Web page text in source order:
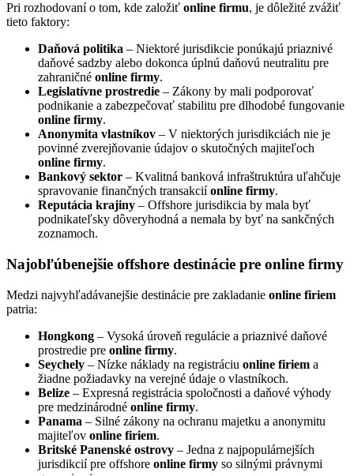
Pri rozhodovaní o tom, kde založiť online firmu, je dôležité zvážiť
tieto faktory:
Daňová politika – Niektoré jurisdikcie ponúkajú priaznivé
daňové sadzby alebo dokonca úplnú daňovú neutralitu pre
zahraničné online firmy.
Legislatívne prostredie – Zákony by mali podporovať
podnikanie a zabezpečovať stabilitu pre dlhodobé fungovanie
online firmy.
Anonymita vlastníkov – V niektorých jurisdikciách nie je
povinné zverejňovanie údajov o skutočných majiteľoch
online firmy.
Bankový sektor – Kvalitná banková infraštruktúra uľahčuje
spravovanie finančných transakciíonline firmy.
Reputácia krajiny – Offshore jurisdikcia by mala byť
podnikateľsky dôveryhodná a nemala by byť na sankčných
zoznamoch.
Najobľúbenejšie offshore destinácie pre online firmy
Medzi najvyhľadávanejšie destinácie pre zakladanie online firiem
patria:
Hongkong – Vysoká úroveň regulácie a priaznivé daňové
prostredie pre online firmy.
Seychely – Nízke náklady na registráciu online firiem a
žiadne požiadavky na verejné údaje o vlastníkoch.
Belize – Expresná registrácia spoločnosti a daňové výhody
pre medzinárodné online firmy.
Panama – Silné zákony na ochranu majetku a anonymitu
majiteľov online firiem.
Britské Panenské ostrovy – Jedna z najpopulárnejších
jurisdikcií pre offshore online firmy so silnými právnymi